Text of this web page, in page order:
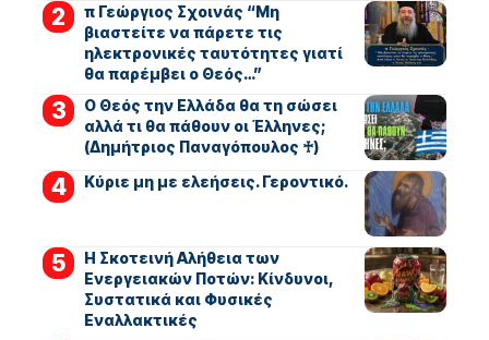
π Γεώργιος Σχοινάς “Μη
βιαστείτε να πάρετε τις
ηλεκτρονικές ταυτότητες γιατί
θα παρέμβει ο Θεός…”
Ο Θεός την Ελλάδα θα τη σώσει
αλλά τι θα πάθουν οι Έλληνες;
(Δημήτριος Παναγόπουλος ♰)
Kύριε μη με ελεήσεις. Γεροντικό.
Η Σκοτεινή Αλήθεια των
Ενεργειακών Ποτών: Κίνδυνοι,
Συστατικά και Φυσικές
Εναλλακτικές